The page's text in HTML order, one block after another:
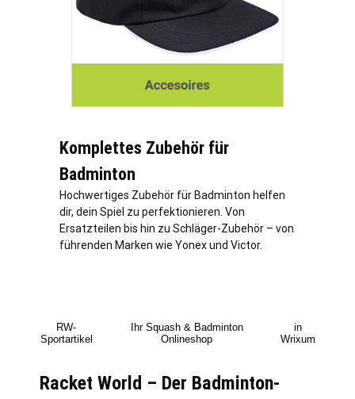
Komplettes Zubehör für
Badminton
Hochwertiges Zubehör für Badminton helfen
dir, dein Spiel zu perfektionieren. Von
Ersatzteilen bis hin zu Schläger-Zubehör – von
führenden Marken wie Yonex und Victor.
RW-
Sportartikel
Ihr Squash & Badminton
Onlineshop
in
Wrixum
Racket World – Der Badminton-